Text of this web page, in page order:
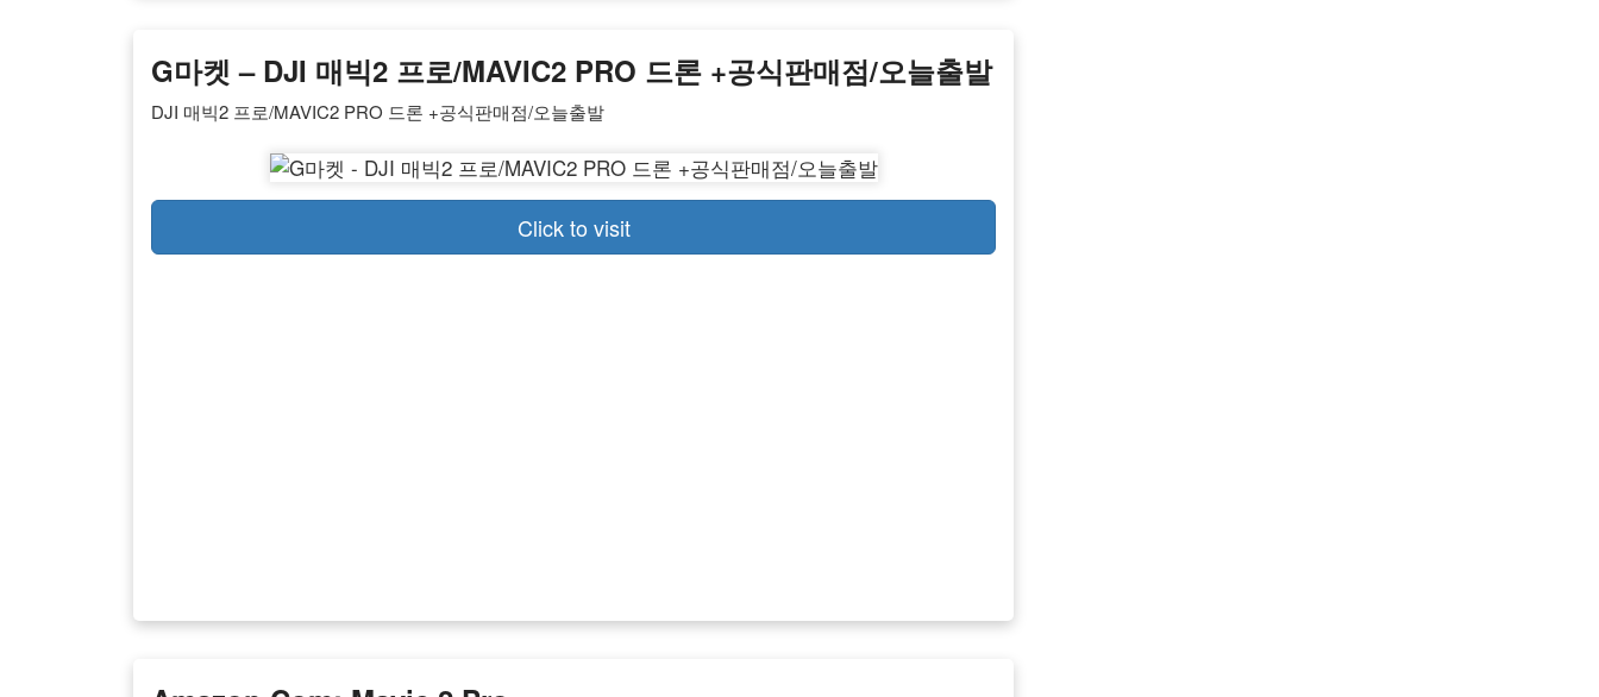
G마켓 – DJI 매빅2 프로/MAVIC2 PRO 드론 +공식판매점/오늘출발
DJI 매빅2 프로/MAVIC2 PRO 드론 +공식판매점/오늘출발
Click to visit